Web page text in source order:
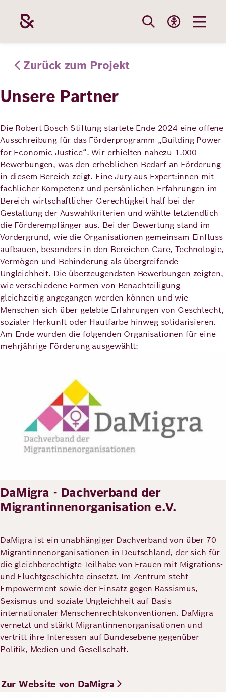
Inhalt
Stiftung
Themen
Förderung
Karriere
Presse
Publikationen
Robert
Bosch
Academy
Team
Robert Bosch
Werte und
Haltung
Jahresbericht
Kontakt
Initiativen
und
Einrichtungen
Themen
Bildung
Gesundheit
Resilienz
Demokratie
Frieden
Klimawandel
Migration
Ukraine
Fördergebiete
Projekte
Aktuelle
Benefits
Zurück zum Projekt
Unsere Partner
Die Robert Bosch Stiftung startete Ende 2024 eine offene
Ausschreibung für das Förderprogramm „Building Power
for Economic Justice“. Wir erhielten nahezu 1.000
Bewerbungen, was den erheblichen Bedarf an Förderung
in diesem Bereich zeigt. Eine Jury aus Expert:innen mit
fachlicher Kompetenz und persönlichen Erfahrungen im
Bereich wirtschaftlicher Gerechtigkeit half bei der
Gestaltung der Auswahlkriterien und wählte letztendlich
die Förderempfänger aus. Bei der Bewertung stand im
Vordergrund, wie die Organisationen gemeinsam Einfluss
aufbauen, besonders in den Bereichen Care, Technologie,
Vermögen und Behinderung als übergreifende
Ungleichheit. Die überzeugendsten Bewerbungen zeigten,
wie verschiedene Formen von Benachteiligung
gleichzeitig angegangen werden können und wie
Menschen sich über gelebte Erfahrungen von Geschlecht,
sozialer Herkunft oder Hautfarbe hinweg solidarisieren.
Am Ende wurden die folgenden Organisationen für eine
mehrjährige Förderung ausgewählt:
DaMigra - Dachverband der
Migrantinnenorganisation e.V.
DaMigra ist ein unabhängiger Dachverband von über 70
Migrantinnenorganisationen in Deutschland, der sich für
die gleichberechtigte Teilhabe von Frauen mit Migrations-
und Fluchtgeschichte einsetzt. Im Zentrum steht
Empowerment sowie der Einsatz gegen Rassismus,
Sexismus und soziale Ungleichheit auf Basis
internationaler Menschenrechtskonventionen. DaMigra
vernetzt und stärkt Migrantinnenorganisationen und
vertritt ihre Interessen auf Bundesebene gegenüber
Politik, Medien und Gesellschaft.
Zur Website von DaMigra